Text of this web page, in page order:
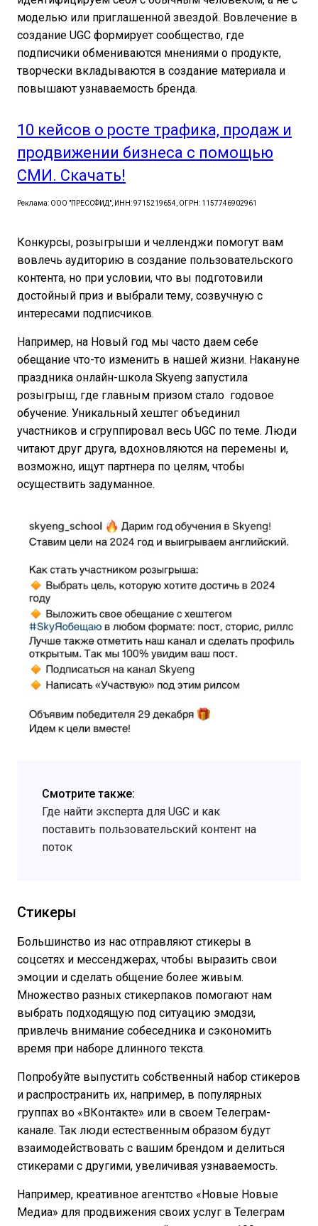
моделью или приглашенной звездой. Вовлечение в
создание UGС формирует сообщество, где
подписчики обмениваются мнениями о продукте,
творчески вкладываются в создание материала и
повышают узнаваемость бренда.
10 кейсов о росте трафика, продаж и
продвижении бизнеса с помощью
СМИ. Скачать!
Реклама: ООО "ПРЕССФИД", ИНН: 9715219654, ОГРН: 1157746902961
Конкурсы, розыгрыши и челленджи помогут вам
вовлечь аудиторию в создание пользовательского
контента, но при условии, что вы подготовили
достойный приз и выбрали тему, созвучную с
интересами подписчиков.
Например, на Новый год мы часто даем себе
обещание что-то изменить в нашей жизни. Накануне
праздника онлайн-школа Skyeng запустила
розыгрыш, где главным призом стало годовое
обучение. Уникальный хештег объединил
участников и сгруппировал весь UGС по теме. Люди
читают друг друга, вдохновляются на перемены и,
возможно, ищут партнера по целям, чтобы
осуществить задуманное.
Смотрите также:
Где найти эксперта для UGC и как
поставить пользовательский контент на
поток
Стикеры
Большинство из нас отправляют стикеры в
соцсетях и мессенджерах, чтобы выразить свои
эмоции и сделать общение более живым.
Множество разных стикерпаков помогают нам
выбрать подходящую под ситуацию эмодзи,
привлечь внимание собеседника и сэкономить
время при наборе длинного текста.
Попробуйте выпустить собственный набор стикеров
и распространить их, например, в популярных
группах во «ВКонтакте» или в своем Телеграм-
канале. Так люди естественным образом будут
взаимодействовать с вашим брендом и делиться
стикерами с другими, увеличивая узнаваемость.
Например, креативное агентство «Новые Новые
Медиа» для продвижения своих услуг в Телеграм